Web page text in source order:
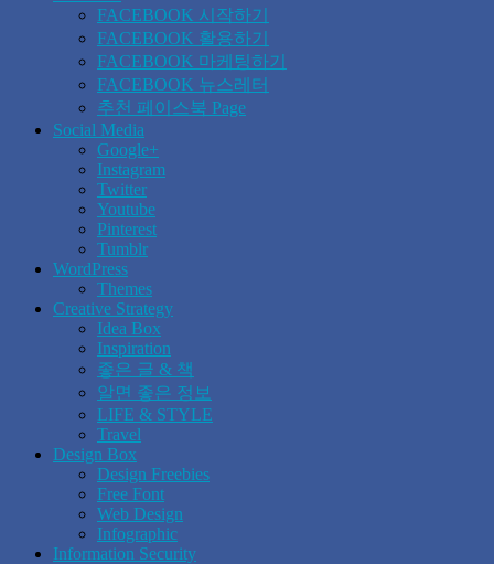
FACEBOOK 시작하기
FACEBOOK 활용하기
FACEBOOK 마케팅하기
FACEBOOK 뉴스레터
추천 페이스북 Page
Social Media
Google+
Instagram
Twitter
Youtube
Pinterest
Tumblr
WordPress
Themes
Creative Strategy
Idea Box
Inspiration
좋은 글 & 책
알면 좋은 정보
LIFE & STYLE
Travel
Design Box
Design Freebies
Free Font
Web Design
Infographic
Information Security